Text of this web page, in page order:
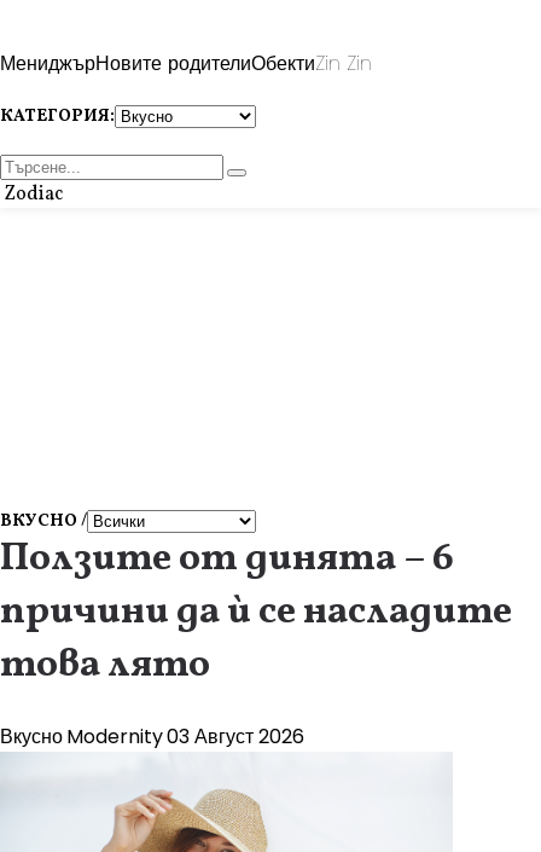
МениджърНовите родителиОбектиZin Zin
КАТЕГОРИЯ:
Zodiac
ВКУСНО /
Ползите от динята – 6
причини да ѝ се насладите
това лято
ВкусноModernity03 Август 2026